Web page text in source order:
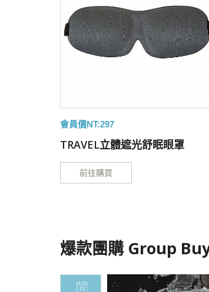
會員價NT:297
TRAVEL立體遮光舒眠眼罩
前往購買
爆款團購 Group